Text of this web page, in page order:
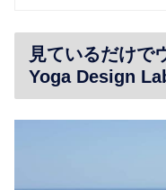
見ているだけで
Yoga Design